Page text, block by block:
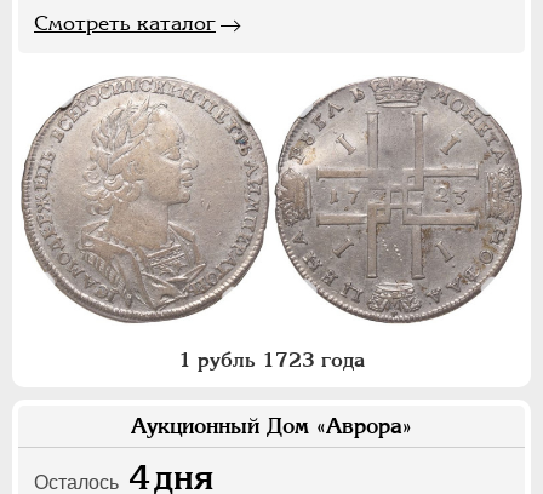
Смотреть каталог
1 рубль 1723 года
Аукционный Дом «Аврора»
Осталось 4дня